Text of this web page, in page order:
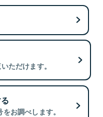
ただけます。
お調べします。